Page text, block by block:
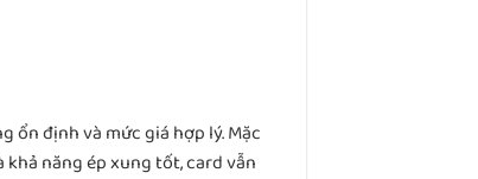
ổn định và mức giá hợp lý. Mặc
năng ép xung tốt, card vẫn